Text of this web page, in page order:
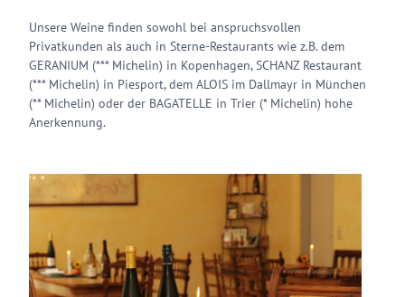
Unsere Weine finden sowohl bei anspruchsvollen
Privatkunden als auch in Sterne-Restaurants wie z.B. dem
GERANIUM (*** Michelin) in Kopenhagen, SCHANZ Restaurant
(*** Michelin) in Piesport, dem ALOIS im Dallmayr in München
(** Michelin) oder der BAGATELLE in Trier (* Michelin) hohe
Anerkennung.